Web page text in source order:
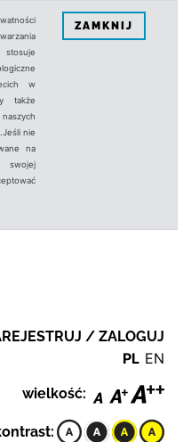
w
także
nie
na
swojej
ZAMKNIJ
/ ZALOGUJ
PL EN
wielkość: